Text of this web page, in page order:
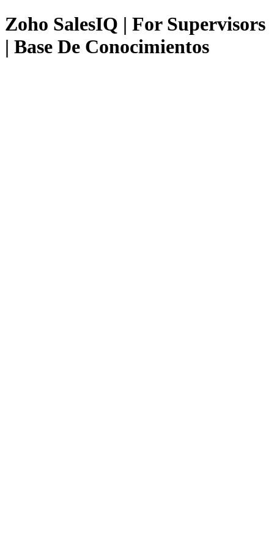
Zoho SalesIQ | For Supervisors
| Base De Conocimientos